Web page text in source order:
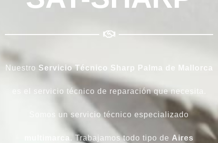
Nuestro Servicio Técnico Sharp Palma de Mallorca
es el servicio técnico de reparación que necesita.
Somos un servicio técnico especializado
multimarca. Trabajamos todo tipo de Aires